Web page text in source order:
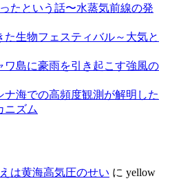
たという話〜水蒸気前線の発
生物フェスティバル～大気と
ワ島に豪雨を引き起こす強風の
ナ海での高頻度観測が解明した
ニズム
は黄海高気圧のせい に yellow